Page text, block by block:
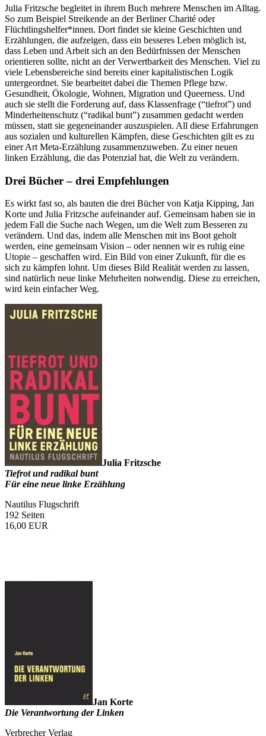
Julia Fritzsche begleitet in ihrem Buch mehrere Menschen im Alltag.
So zum Beispiel Streikende an der Berliner Charité oder
Flüchtlingshelfer*innen. Dort findet sie kleine Geschichten und
Erzählungen, die aufzeigen, dass ein besseres Leben möglich ist,
dass Leben und Arbeit sich an den Bedürfnissen der Menschen
orientieren sollte, nicht an der Verwertbarkeit des Menschen. Viel zu
viele Lebensbereiche sind bereits einer kapitalistischen Logik
untergeordnet. Sie bearbeitet dabei die Themen Pflege bzw.
Gesundheit, Ökologie, Wohnen, Migration und Queerness. Und
auch sie stellt die Forderung auf, dass Klassenfrage (“tiefrot”) und
Minderheitenschutz (“radikal bunt”) zusammen gedacht werden
müssen, statt sie gegeneinander auszuspielen. All diese Erfahrungen
aus sozialen und kulturellen Kämpfen, diese Geschichten gilt es zu
einer Art Meta-Erzählung zusammenzuweben. Zu einer neuen
linken Erzählung, die das Potenzial hat, die Welt zu verändern.
Drei Bücher – drei Empfehlungen
Es wirkt fast so, als bauten die drei Bücher von Katja Kipping, Jan
Korte und Julia Fritzsche aufeinander auf. Gemeinsam haben sie in
jedem Fall die Suche nach Wegen, um die Welt zum Besseren zu
verändern. Und das, indem alle Menschen mit ins Boot geholt
werden, eine gemeinsam Vision – oder nennen wir es ruhig eine
Utopie – geschaffen wird. Ein Bild von einer Zukunft, für die es
sich zu kämpfen lohnt. Um dieses Bild Realität werden zu lassen,
sind natürlich neue linke Mehrheiten notwendig. Diese zu erreichen,
wird kein einfacher Weg.
Julia Fritzsche
Tiefrot und radikal bunt
Für eine neue linke Erzählung
Nautilus Flugschrift
192 Seiten
16,00 EUR
Jan Korte
Die Verantwortung der Linken
Verbrecher Verlag